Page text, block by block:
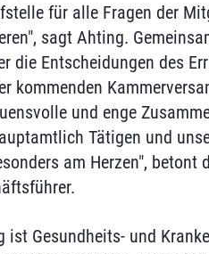
für alle Fragen der
sagt Ahting.
die Entscheidungen des
kommenden
und enge
Tätigen und
am Herzen", betont
ist Gesundheits- und